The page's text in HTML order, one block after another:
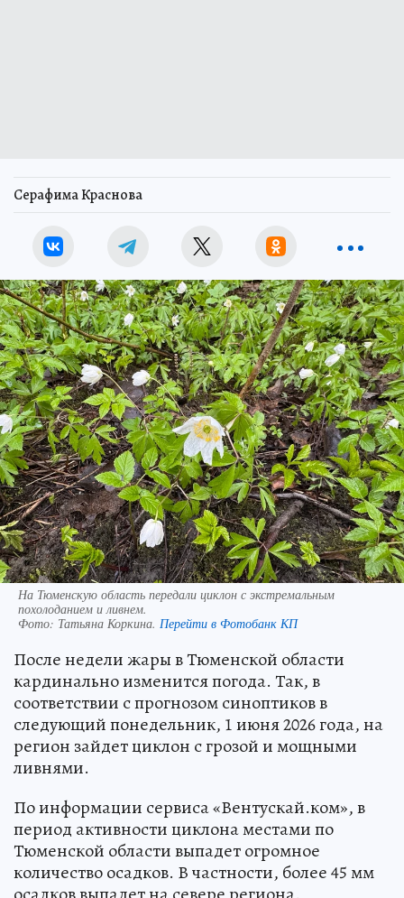
Серафима Краснова
На Тюменскую область передали циклон с экстремальным
похолоданием и ливнем.
Фото: Татьяна Коркина. Перейти в Фотобанк КП
После недели жары в Тюменской области
кардинально изменится погода. Так, в
соответствии с прогнозом синоптиков в
следующий понедельник, 1 июня 2026 года, на
регион зайдет циклон с грозой и мощными
ливнями.
По информации сервиса «Вентускай.ком», в
период активности циклона местами по
Тюменской области выпадет огромное
количество осадков. В частности, более 45 мм